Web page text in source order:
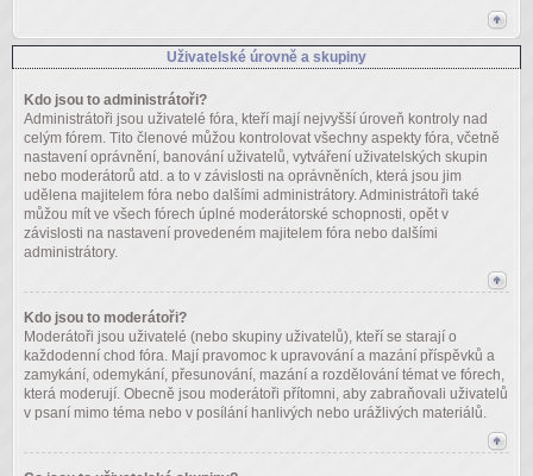
Uživatelské úrovně a skupiny
Kdo jsou to administrátoři?
Administrátoři jsou uživatelé fóra, kteří mají nejvyšší úroveň kontroly nad
celým fórem. Tito členové můžou kontrolovat všechny aspekty fóra, včetně
nastavení oprávnění, banování uživatelů, vytváření uživatelských skupin
nebo moderátorů atd. a to v závislosti na oprávněních, která jsou jim
udělena majitelem fóra nebo dalšími administrátory. Administrátoři také
můžou mít ve všech fórech úplné moderátorské schopnosti, opět v
závislosti na nastavení provedeném majitelem fóra nebo dalšími
administrátory.
Kdo jsou to moderátoři?
Moderátoři jsou uživatelé (nebo skupiny uživatelů), kteří se starají o
každodenní chod fóra. Mají pravomoc k upravování a mazání příspěvků a
zamykání, odemykání, přesunování, mazání a rozdělování témat ve fórech,
která moderují. Obecně jsou moderátoři přítomni, aby zabraňovali uživatelů
v psaní mimo téma nebo v posílání hanlivých nebo urážlivých materiálů.